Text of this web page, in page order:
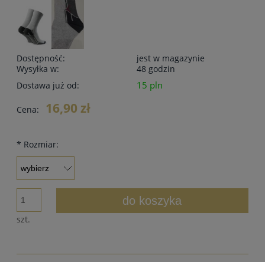
Dostępność:
jest w magazynie
Wysyłka w:
48 godzin
Dostawa już od:
15 pln
Cena: 16,90 zł
* Rozmiar:
szt.
do koszyka